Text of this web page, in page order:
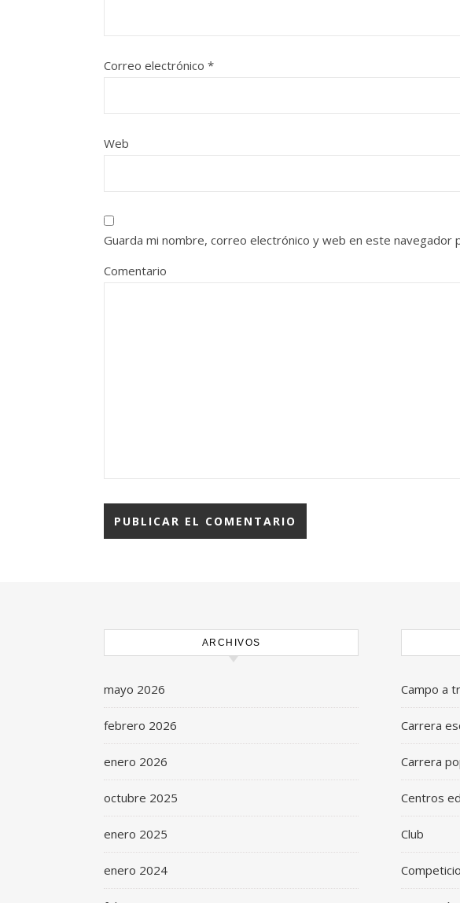
Correo electrónico *
Web
Guarda mi nombre, correo electrónico y web en este navegador
Comentario
ARCHIVOS
mayo 2026
febrero 2026
enero 2026
octubre 2025
enero 2025
enero 2024
Campo a
Carrera
Carrera
Centros
Club